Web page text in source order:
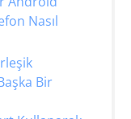
Nasıl
Bir